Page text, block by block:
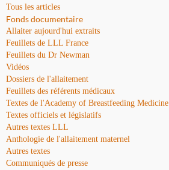
Tous les articles
Fonds documentaire
Allaiter aujourd'hui extraits
Feuillets de LLL France
Feuillets du Dr Newman
Vidéos
Dossiers de l'allaitement
Feuillets des référents médicaux
Textes de l'Academy of Breastfeeding Medicine
Textes officiels et législatifs
Autres textes LLL
Anthologie de l'allaitement maternel
Autres textes
Communiqués de presse